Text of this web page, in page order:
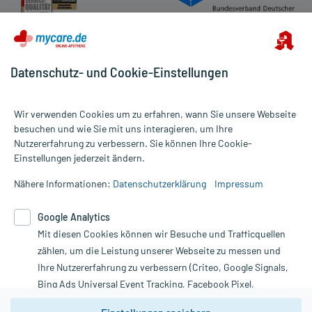
Alle Preise gelten inkl. MwSt., ggf. zzgl. Versandkosten
Informationen auf dieser Website werden ausschließlich für
die Untersuchung und Behandlung durch einen Arzt. Bitte
Therapien eingeleitet werden können. | Diese Webseite benutzt
Google Analytics. Lesen Sie bitte dazu die wichtigen Hinweise in
unserer Datenschutzerklärung. Für den Widerruf einer Bestellung
nutzen Sie das Formular:
Vertrag widerrufen
Datenschutz- und Cookie-Einstellungen
Wir verwenden Cookies um zu erfahren, wann Sie unsere Webseite
besuchen und wie Sie mit uns interagieren, um Ihre
Nutzererfahrung zu verbessern. Sie können Ihre Cookie-
Einstellungen jederzeit ändern.
Nähere Informationen: Datenschutzerklärung Impressum
Google Analytics
Mit diesen Cookies können wir Besuche und Trafficquellen
zählen, um die Leistung unserer Webseite zu messen und
Ihre Nutzererfahrung zu verbessern (Criteo, Google Signals,
Bing Ads Universal Event Tracking, Facebook Pixel,
Youtube-Social Plugin).